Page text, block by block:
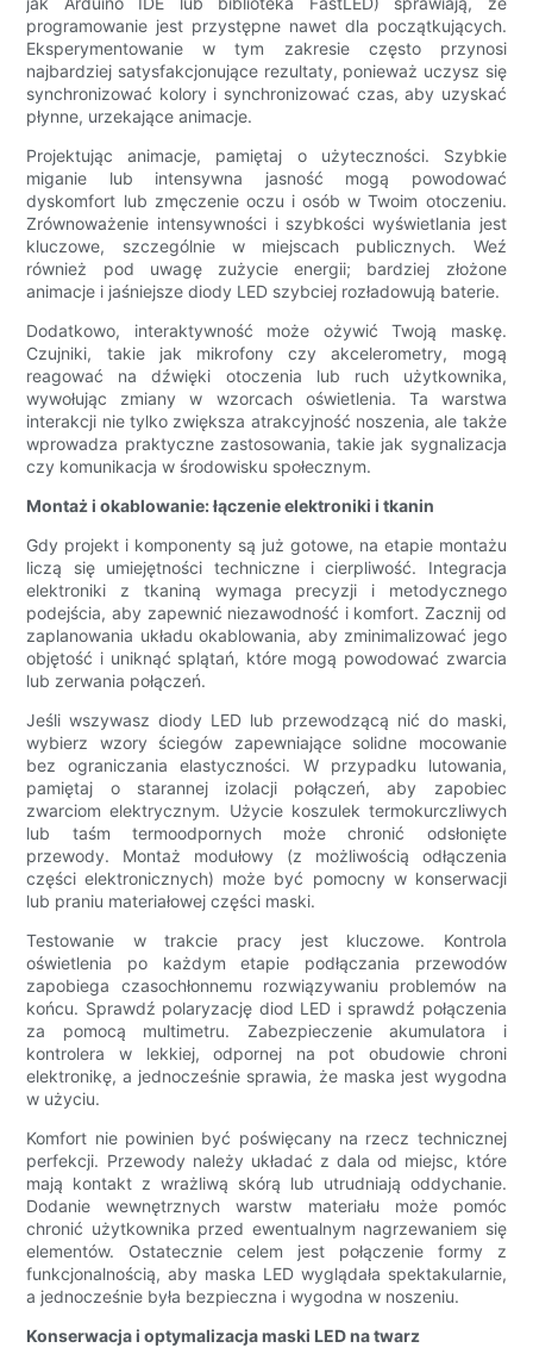
programowanie jest przystępne nawet dla początkujących.
Eksperymentowanie w tym zakresie często przynosi
najbardziej satysfakcjonujące rezultaty, ponieważ uczysz się
synchronizować kolory i synchronizować czas, aby uzyskać
płynne, urzekające animacje.
Projektując animacje, pamiętaj o użyteczności. Szybkie
miganie lub intensywna jasność mogą powodować
dyskomfort lub zmęczenie oczu i osób w Twoim otoczeniu.
Zrównoważenie intensywności i szybkości wyświetlania jest
kluczowe, szczególnie w miejscach publicznych. Weź
również pod uwagę zużycie energii; bardziej złożone
animacje i jaśniejsze diody LED szybciej rozładowują baterie.
Dodatkowo, interaktywność może ożywić Twoją maskę.
Czujniki, takie jak mikrofony czy akcelerometry, mogą
reagować na dźwięki otoczenia lub ruch użytkownika,
wywołując zmiany w wzorcach oświetlenia. Ta warstwa
interakcji nie tylko zwiększa atrakcyjność noszenia, ale także
wprowadza praktyczne zastosowania, takie jak sygnalizacja
czy komunikacja w środowisku społecznym.
Montaż i okablowanie: łączenie elektroniki i tkanin
Gdy projekt i komponenty są już gotowe, na etapie montażu
liczą się umiejętności techniczne i cierpliwość. Integracja
elektroniki z tkaniną wymaga precyzji i metodycznego
podejścia, aby zapewnić niezawodność i komfort. Zacznij od
zaplanowania układu okablowania, aby zminimalizować jego
objętość i uniknąć splątań, które mogą powodować zwarcia
lub zerwania połączeń.
Jeśli wszywasz diody LED lub przewodzącą nić do maski,
wybierz wzory ściegów zapewniające solidne mocowanie
bez ograniczania elastyczności. W przypadku lutowania,
pamiętaj o starannej izolacji połączeń, aby zapobiec
zwarciom elektrycznym. Użycie koszulek termokurczliwych
lub taśm termoodpornych może chronić odsłonięte
przewody. Montaż modułowy (z możliwością odłączenia
części elektronicznych) może być pomocny w konserwacji
lub praniu materiałowej części maski.
Testowanie w trakcie pracy jest kluczowe. Kontrola
oświetlenia po każdym etapie podłączania przewodów
zapobiega czasochłonnemu rozwiązywaniu problemów na
końcu. Sprawdź polaryzację diod LED i sprawdź połączenia
za pomocą multimetru. Zabezpieczenie akumulatora i
kontrolera w lekkiej, odpornej na pot obudowie chroni
elektronikę, a jednocześnie sprawia, że ​​maska ​​jest wygodna
w użyciu.
Komfort nie powinien być poświęcany na rzecz technicznej
perfekcji. Przewody należy układać z dala od miejsc, które
mają kontakt z wrażliwą skórą lub utrudniają oddychanie.
Dodanie wewnętrznych warstw materiału może pomóc
chronić użytkownika przed ewentualnym nagrzewaniem się
elementów. Ostatecznie celem jest połączenie formy z
funkcjonalnością, aby maska ​​LED wyglądała spektakularnie,
a jednocześnie była bezpieczna i wygodna w noszeniu.
Konserwacja i optymalizacja maski LED na twarz